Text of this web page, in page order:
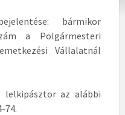
bármikor
a Polgármesteri
Vállalatnál
lelkipásztor az alábbi
74.